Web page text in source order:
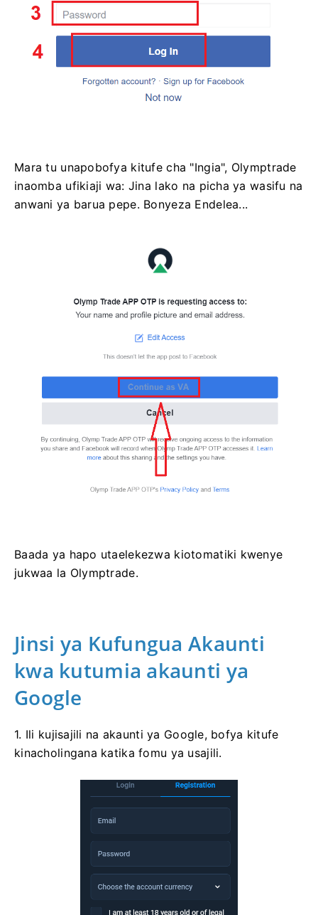
Mara tu unapobofya kitufe cha "Ingia", Olymptrade
inaomba ufikiaji wa: Jina lako na picha ya wasifu na
anwani ya barua pepe. Bonyeza Endelea...
Baada ya hapo utaelekezwa kiotomatiki kwenye
jukwaa la Olymptrade.
Jinsi ya Kufungua Akaunti
kwa kutumia akaunti ya
Google
1. Ili kujisajili na akaunti ya Google, bofya kitufe
kinacholingana katika fomu ya usajili.